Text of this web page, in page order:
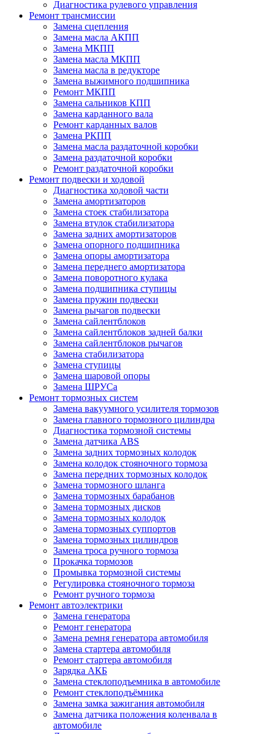
Диагностика рулевого управления
Ремонт трансмиссии
Замена сцепления
Замена масла АКПП
Замена МКПП
Замена масла МКПП
Замена масла в редукторе
Замена выжимного подшипника
Ремонт МКПП
Замена сальников КПП
Замена карданного вала
Ремонт карданных валов
Замена РКПП
Замена масла раздаточной коробки
Замена раздаточной коробки
Ремонт раздаточной коробки
Ремонт подвески и ходовой
Диагностика ходовой части
Замена амортизаторов
Замена стоек стабилизатора
Замена втулок стабилизатора
Замена задних амортизаторов
Замена опорного подшипника
Замена опоры амортизатора
Замена переднего амортизатора
Замена поворотного кулака
Замена подшипника ступицы
Замена пружин подвески
Замена рычагов подвески
Замена сайлентблоков
Замена сайлентблоков задней балки
Замена сайлентблоков рычагов
Замена стабилизатора
Замена ступицы
Замена шаровой опоры
Замена ШРУСа
Ремонт тормозных систем
Замена вакуумного усилителя тормозов
Замена главного тормозного цилиндра
Диагностика тормозной системы
Замена датчика ABS
Замена задних тормозных колодок
Замена колодок стояночного тормоза
Замена передних тормозных колодок
Замена тормозного шланга
Замена тормозных барабанов
Замена тормозных дисков
Замена тормозных колодок
Замена тормозных суппортов
Замена тормозных цилиндров
Замена троса ручного тормоза
Прокачка тормозов
Промывка тормозной системы
Регулировка стояночного тормоза
Ремонт ручного тормоза
Ремонт автоэлектрики
Замена генератора
Ремонт генератора
Замена ремня генератора автомобиля
Замена стартера автомобиля
Ремонт стартера автомобиля
Зарядка АКБ
Замена стеклоподъемника в автомобиле
Ремонт стеклоподъёмника
Замена замка зажигания автомобиля
Замена датчика положения коленвала в
автомобиле